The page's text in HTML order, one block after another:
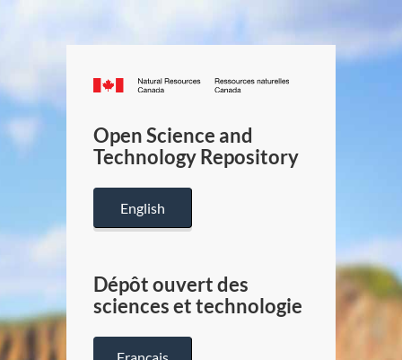
Canada.ca
/
Canada
Open Science and
Technology Repository
English
Dépôt ouvert des
sciences et technologie
Français